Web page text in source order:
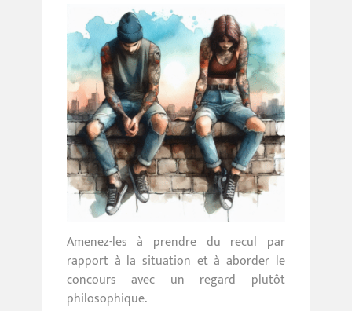
Amenez-les à prendre du recul par
rapport à la situation et à aborder le
concours avec un regard plutôt
philosophique.